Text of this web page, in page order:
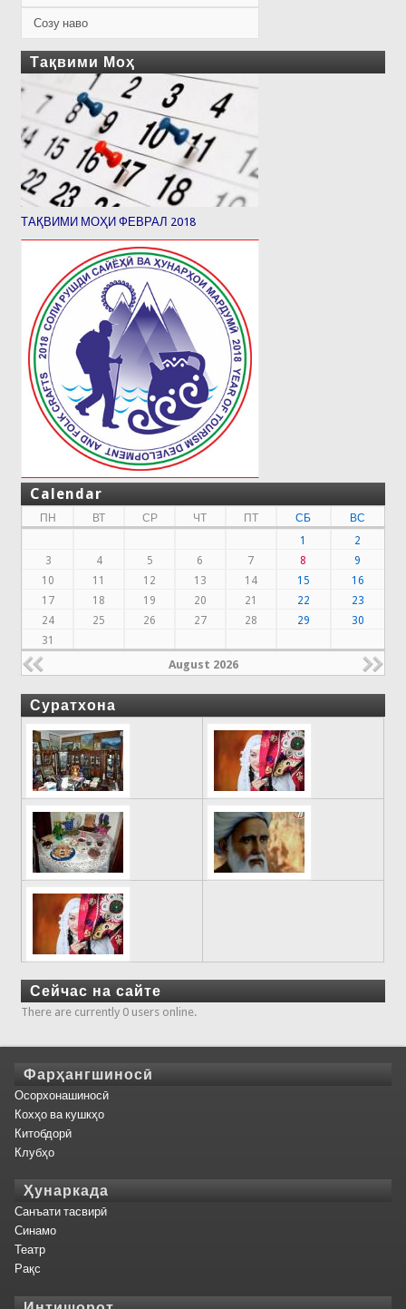
Созу наво
Тақвими Моҳ
ТАҚВИМИ МОҲИ ФЕВРАЛ 2018
Calendar
ПН ВТ СР ЧТ ПТ СБ
ВС
1
2
3
4 5 6 7 8
9
10
11 12 13 14 15
16
17
18 19 20 21 22
23
24
25 26 27 28 29
30
31
August 2026
Суратхона
Сейчас на сайте
There are currently 0 users online.
Фарҳангшиносӣ
Осорхонашиносӣ
Кохҳо ва кушкҳо
Китобдорӣ
Клубҳо
Ҳунаркада
Санъати тасвирӣ
Синамо
Театр
Рақс